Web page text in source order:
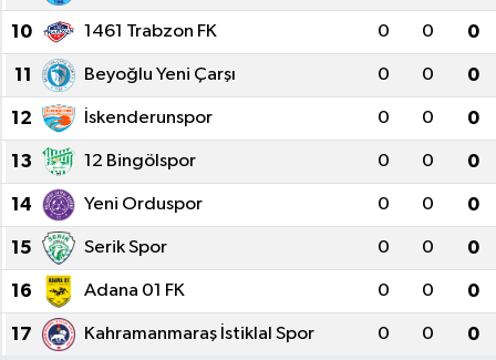
10 1461 Trabzon FK 0 0 0
11 Beyoğlu Yeni Çarşı 0 0 0
12 İskenderunspor 0 0 0
13 12 Bingölspor 0 0 0
14 Yeni Orduspor 0 0 0
15 Serik Spor 0 0 0
16 Adana 01 FK 0 0 0
17 Kahramanmaraş İstiklal Spor 0 0 0